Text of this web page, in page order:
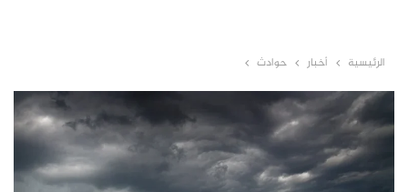
الرئيسية أخبار حوادث